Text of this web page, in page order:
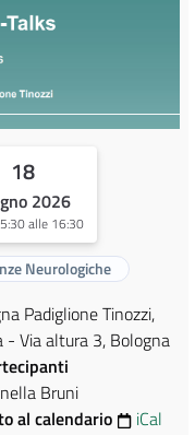
18
2026
alle 16:30
Neurologiche
Padiglione Tinozzi,
- Via altura 3, Bologna
Bruni
al calendario
iCal